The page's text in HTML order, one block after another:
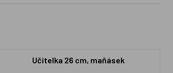
Učitelka 26 cm, maňásek